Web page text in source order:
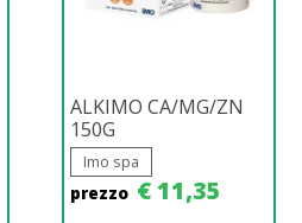
ALKIMO CA/MG/ZN
150G
Imo spa
prezzo € 11,35